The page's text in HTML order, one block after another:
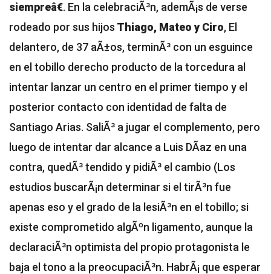
siempreâ€. En la celebraciÃ³n, ademÃ¡s de verse
rodeado por sus hijos Thiago, Mateo y Ciro, El
delantero, de 37 aÃ±os, terminÃ³ con un esguince
en el tobillo derecho producto de la torcedura al
intentar lanzar un centro en el primer tiempo y el
posterior contacto con identidad de falta de
Santiago Arias. SaliÃ³ a jugar el complemento, pero
luego de intentar dar alcance a Luis DÃ­az en una
contra, quedÃ³ tendido y pidiÃ³ el cambio (Los
estudios buscarÃ¡n determinar si el tirÃ³n fue
apenas eso y el grado de la lesiÃ³n en el tobillo; si
existe comprometido algÃºn ligamento, aunque la
declaraciÃ³n optimista del propio protagonista le
baja el tono a la preocupaciÃ³n. HabrÃ¡ que esperar